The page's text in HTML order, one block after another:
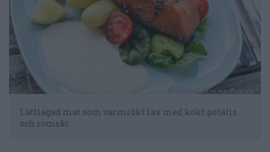
Lättlagad mat som varmrökt lax med kokt potatis
och romsås